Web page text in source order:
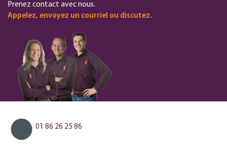
Prenez contact avec nous.
Appelez, envoyez un courriel ou discutez.
01 86 26 25 86